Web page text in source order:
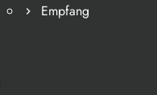
Empfang